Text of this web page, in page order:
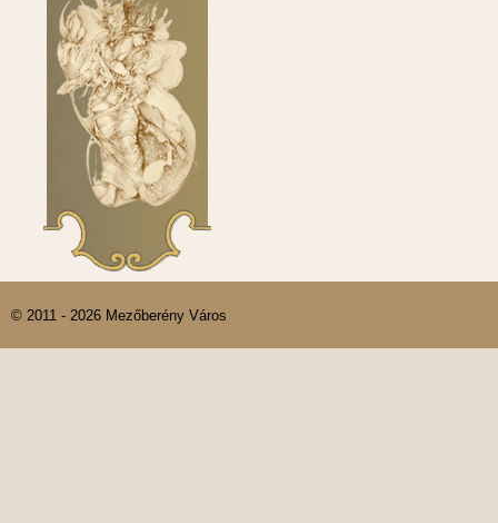
© 2011 - 2026 Mezőberény Város